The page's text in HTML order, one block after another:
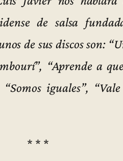
de salsa
de sus discos son:
“Aprende a
iguales”,
* * *